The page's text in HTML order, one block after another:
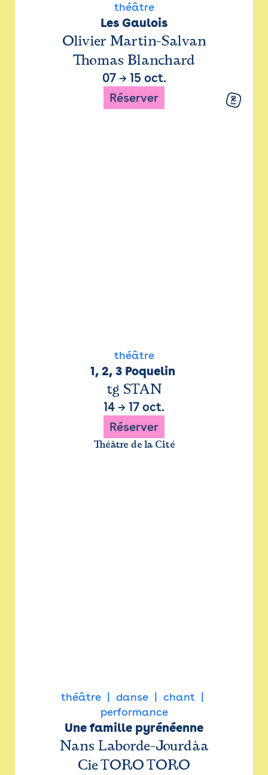
théâtre
Les Gaulois
Olivier Martin-Salvan
Thomas Blanchard
07→ 15 oct.
Réserver
théâtre
1, 2, 3 Poquelin
tg STAN
14 → 17 oct.
Réserver
Théâtre de la Cité
théâtre danse
chant
performance
Une famille pyrénéenne
Nans Laborde-Jourdàa
Cie TORO TORO